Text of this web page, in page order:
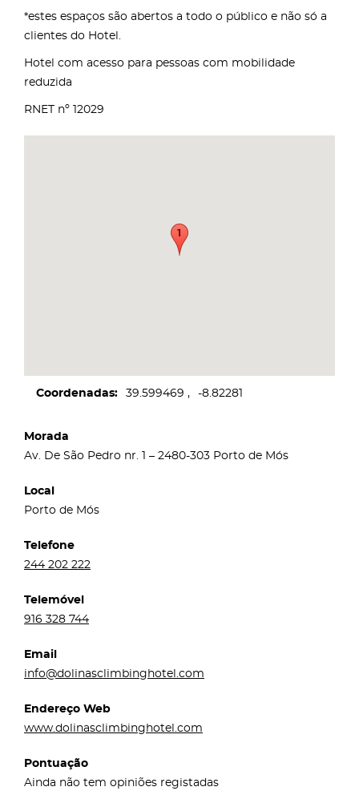
*estes espaços são abertos a todo o público e não só a
clientes do Hotel.
Hotel com acesso para pessoas com mobilidade
reduzida
RNET nº 12029
Coordenadas 39.599469 -8.82281
Morada
Av. De São Pedro nr. 1 – 2480-303 Porto de Mós
Local
Porto de Mós
Telefone
244 202 222
Telemóvel
916 328 744
Email
info@dolinasclimbinghotel.com
Endereço Web
www.dolinasclimbinghotel.com
Pontuação
Ainda não tem opiniões registadas